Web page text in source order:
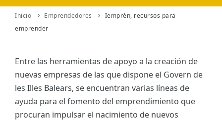
Inicio Emprendedores
Iemprèn, recursos para
emprender
Entre las herramientas de apoyo a la creación de
nuevas empresas de las que dispone el Govern de
les Illes Balears, se encuentran varias líneas de
ayuda para el fomento del emprendimiento que
procuran impulsar el nacimiento de nuevos